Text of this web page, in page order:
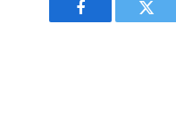
Facebook